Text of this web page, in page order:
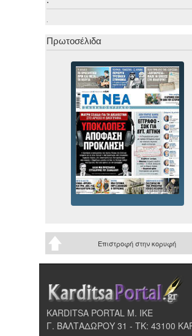
.
Πρωτοσέλιδα
Επιστροφή στην κορυφή
KARDITSA PORTAL Μ. ΙΚΕ
Γ. ΒΑΛΤΑΔΩΡΟΥ 31 - ΤΚ: 43100